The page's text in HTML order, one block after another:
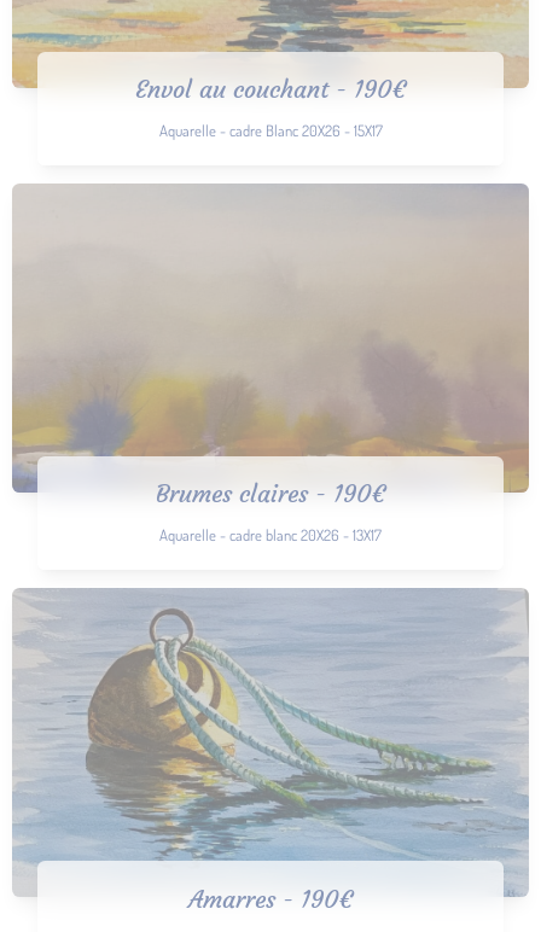
Envol au couchant - 190€
Aquarelle - cadre Blanc 20X26 - 15X17
Brumes claires - 190€
Aquarelle - cadre blanc 20X26 - 13X17
Amarres - 190€